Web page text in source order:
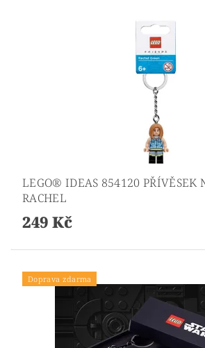
LEGO® IDEAS 854120 PŘÍVĚSEK
RACHEL
249 Kč
Doprava zdarma